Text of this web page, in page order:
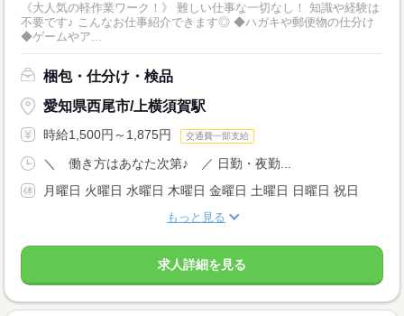
《大人気の軽作業ワーク！》 難しい仕事な一切なし！ 知識や経験は
不要です♪ こんなお仕事紹介できます◎ ◆ハガキや郵便物の仕分け
◆ゲームやア...
梱包・仕分け・検品
愛知県西尾市/上横須賀駅
時給1,500円～1,875円 交通費一部支給
＼ 働き方はあなた次第♪ ／ 日勤・夜勤...
月曜日 火曜日 水曜日 木曜日 金曜日 土曜日 日曜日 祝日
もっと見る
求人詳細を見る